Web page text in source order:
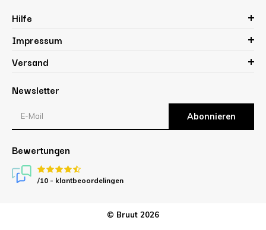
Hilfe
Impressum
Versand
Newsletter
Abonnieren
Bewertungen
/10 - klantbeoordelingen
© Bruut 2026